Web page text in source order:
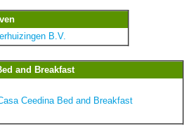
B.V.
and Breakfast
Ceedina Bed and Breakfast